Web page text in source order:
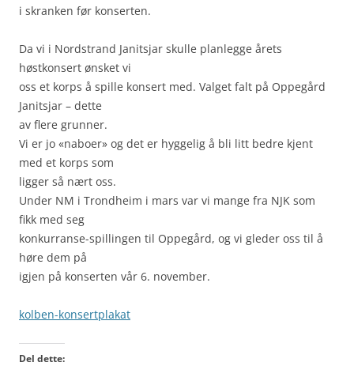
i skranken før konserten.
Da vi i Nordstrand Janitsjar skulle planlegge årets
høstkonsert ønsket vi
oss et korps å spille konsert med. Valget falt på Oppegård
Janitsjar – dette
av flere grunner.
Vi er jo «naboer» og det er hyggelig å bli litt bedre kjent
med et korps som
ligger så nært oss.
Under NM i Trondheim i mars var vi mange fra NJK som
fikk med seg
konkurranse-spillingen til Oppegård, og vi gleder oss til å
høre dem på
igjen på konserten vår 6. november.
kolben-konsertplakat
Del dette: